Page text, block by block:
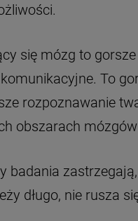
się mózg to
To
rozpoznawanie
obszarach
badania
długo, nie rusza